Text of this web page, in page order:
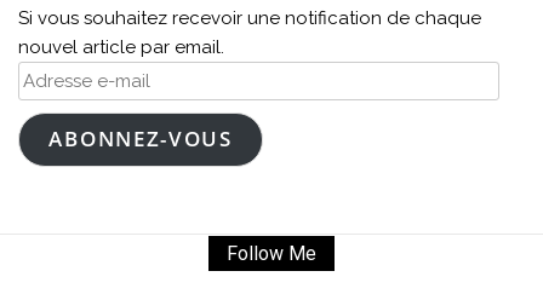
Si vous souhaitez recevoir une notification de chaque
nouvel article par email.
Adresse
e-
mailABONNEZ-VOUS
Follow Me